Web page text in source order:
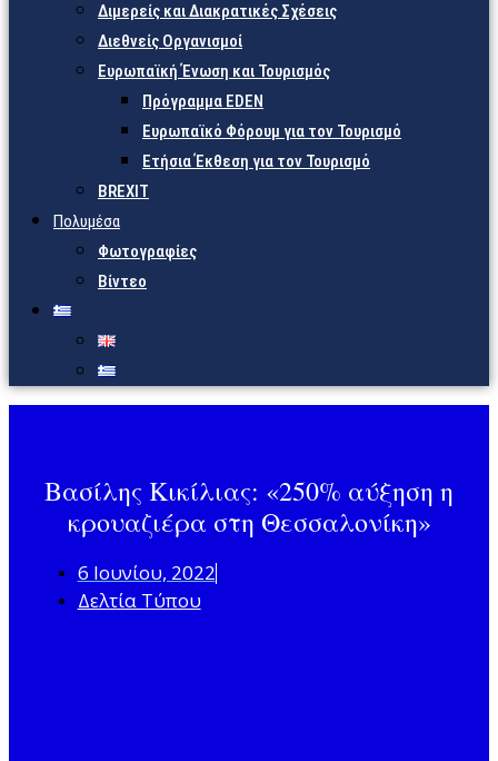
Διμερείς και Διακρατικές Σχέσεις
Διεθνείς Οργανισμοί
Ευρωπαϊκή Ένωση και Τουρισμός
Πρόγραμμα EDEN
Ευρωπαϊκό Φόρουμ για τον Τουρισμό
Ετήσια Έκθεση για τον Τουρισμό
BREXIT
Πολυμέσα
Φωτογραφίες
Βίντεο
Βασίλης Κικίλιας: «250% αύξηση η
κρουαζιέρα στη Θεσσαλονίκη»
6 Ιουνίου, 2022
Δελτία Τύπου